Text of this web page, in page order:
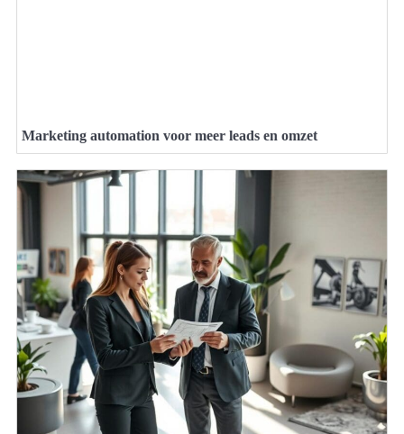
Marketing automation voor meer leads en omzet